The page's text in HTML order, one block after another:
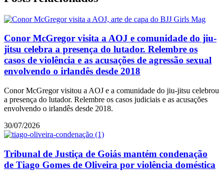
Conor McGregor visita a AOJ e comunidade do jiu-
jitsu celebra a presença do lutador. Relembre os
casos de violência e as acusações de agressão sexual
envolvendo o irlandês desde 2018
Conor McGregor visitou a AOJ e a comunidade do jiu-jitsu celebrou
a presença do lutador. Relembre os casos judiciais e as acusações
envolvendo o irlandês desde 2018.
30/07/2026
Tribunal de Justiça de Goiás mantém condenação
de Tiago Gomes de Oliveira por violência doméstica